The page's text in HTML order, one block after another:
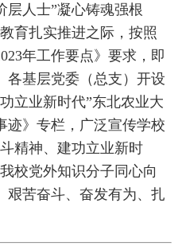
层人士”凝心铸魂强根
育扎实推进之际，按照
年工作要点》要求，即
各基层党委（总支）开设
立业新时代”东北农业大
迹》专栏，广泛宣传学校
精神、建功立业新时
校党外知识分子同心向
艰苦奋斗、奋发有为、扎